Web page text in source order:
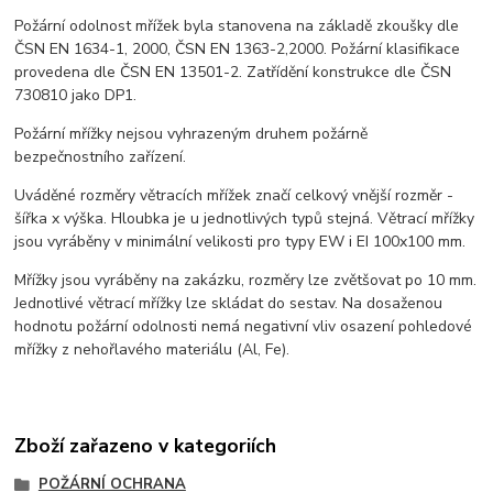
Požární odolnost mřížek byla stanovena na základě zkoušky dle
ČSN EN 1634-1, 2000, ČSN EN 1363-2,2000. Požární klasifikace
provedena dle ČSN EN 13501-2. Zatřídění konstrukce dle ČSN
730810 jako DP1.
Požární mřížky nejsou vyhrazeným druhem požárně
bezpečnostního zařízení.
Uváděné rozměry větracích mřížek značí celkový vnější rozměr -
šířka x výška. Hloubka je u jednotlivých typů stejná. Větrací mřížky
jsou vyráběny v minimální velikosti pro typy EW i EI 100x100 mm.
Mřížky jsou vyráběny na zakázku, rozměry lze zvětšovat po 10 mm.
Jednotlivé větrací mřížky lze skládat do sestav. Na dosaženou
hodnotu požární odolnosti nemá negativní vliv osazení pohledové
mřížky z nehořlavého materiálu (Al, Fe).
Zboží zařazeno v kategoriích
POŽÁRNÍ OCHRANA